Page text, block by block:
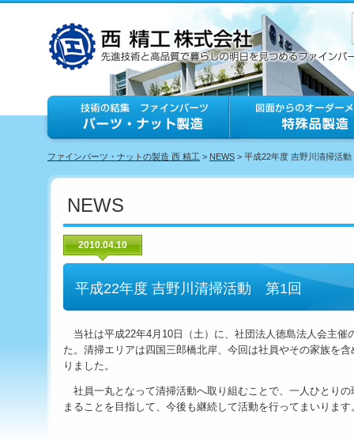
ファインパーツ・ナットの製造 西 精工 > NEWS > 平成22年度 吉野川清掃活
NEWS
2010.04.10
平成22年度 吉野川清掃活動 第1回
当社は平成22年4月10日（土）に、社団法人徳島法人会主催
た。清掃エリアは四国三郎橋北岸、今回は社員やその家族を
りました。
社員一丸となって清掃活動へ取り組むことで、一人ひとり
まることを目指して、今後も継続して活動を行ってまいります